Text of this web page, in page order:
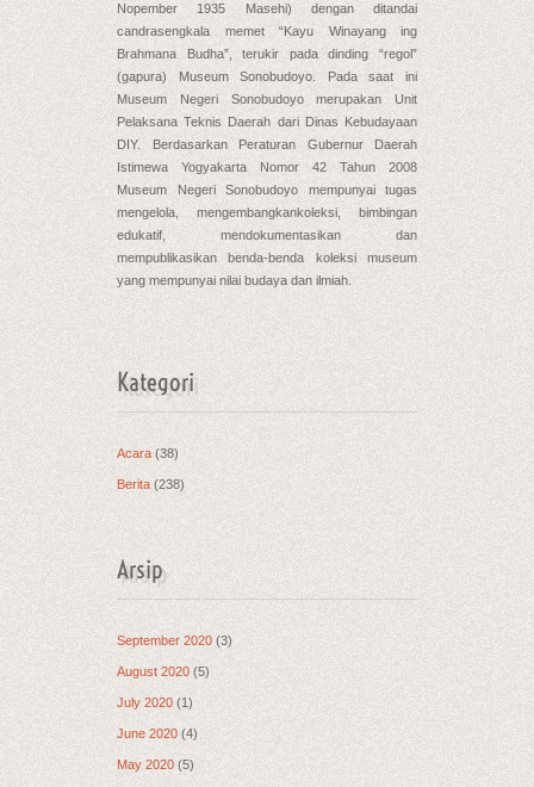
Nopember 1935 Masehi) dengan ditandai
candrasengkala memet “Kayu Winayang ing
Brahmana Budha”, terukir pada dinding “regol”
(gapura) Museum Sonobudoyo. Pada saat ini
Museum Negeri Sonobudoyo merupakan Unit
Pelaksana Teknis Daerah dari Dinas Kebudayaan
DIY. Berdasarkan Peraturan Gubernur Daerah
Istimewa Yogyakarta Nomor 42 Tahun 2008
Museum Negeri Sonobudoyo mempunyai tugas
mengelola, mengembangkankoleksi, bimbingan
edukatif, mendokumentasikan dan
mempublikasikan benda-benda koleksi museum
yang mempunyai nilai budaya dan ilmiah.
Kategori
Acara (38)
Berita (238)
Arsip
September 2020 (3)
August 2020 (5)
July 2020 (1)
June 2020 (4)
May 2020 (5)